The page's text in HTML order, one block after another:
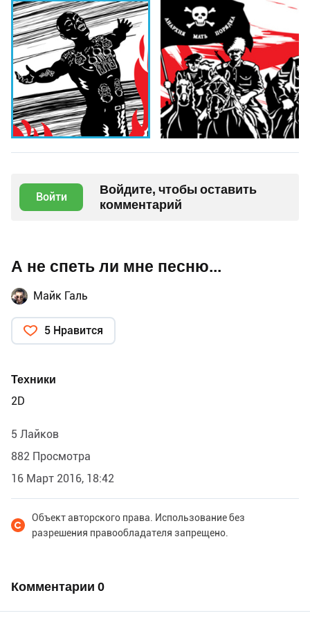
Войти
Войдите, чтобы оставить
комментарий
А не спеть ли мне песню...
Майк Галь
5 Нравится
Техники
2D
5 Лайков
882 Просмотра
16 Март 2016, 18:42
Объект авторского права. Использование без
разрешения правообладателя запрещено.
Комментарии 0